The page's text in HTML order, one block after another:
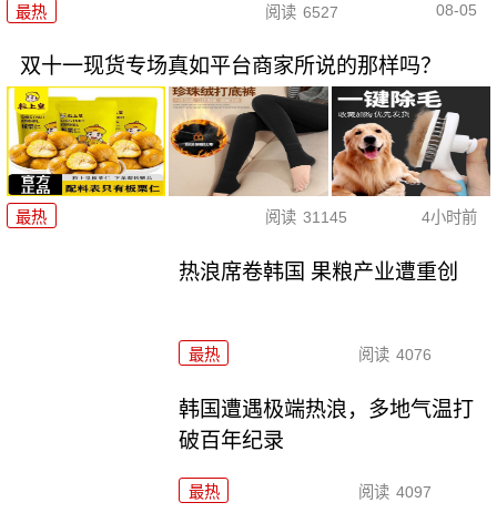
最热 阅读 6527 08-05
双十一现货专场真如平台商家所说的那样吗？
最热 阅读 31145 4小时前
热浪席卷韩国 果粮产业遭重创
最热 阅读 4076
韩国遭遇极端热浪，多地气温打
破百年纪录
最热 阅读 4097